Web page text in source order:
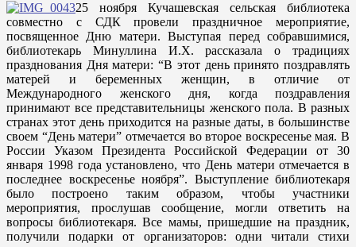
25 ноября Кучашевская сельская библиотека
совместно с СДК провели праздничное мероприятие,
посвященное Дню матери. Выступая перед собравшимися,
библиотекарь Минуллина И.Х. рассказала о традициях
празднования Дня матери: “В этот день принято поздравлять
матерей и беременных женщин, в отличие от
Международного женского дня, когда поздравления
принимают все представительницы женского пола. В разных
странах этот день приходится на разные даты, в большинстве
своем “День матери” отмечается во второе воскресенье мая. В
России Указом Президента Российской Федерации от 30
января 1998 года установлено, что День матери отмечается в
последнее воскресенье ноября”. Выступление библиотекаря
было построено таким образом, чтобы участники
мероприятия, прослушав сообщение, могли ответить на
вопросы библиотекаря. Все мамы, пришедшие на праздник,
получили подарки от организаторов: одни читали стихи